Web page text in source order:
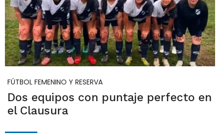
FÚTBOL FEMENINO Y RESERVA
Dos equipos con puntaje perfecto en
el Clausura